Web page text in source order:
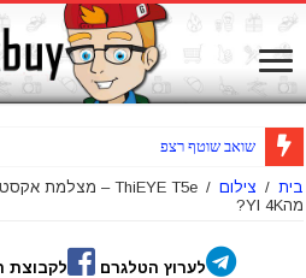
שואב שוטף רצפות אלחוטי Jimmy H
בית / צילום /
מהYI 4K?
לערוץ הטלגרם לקבוצת